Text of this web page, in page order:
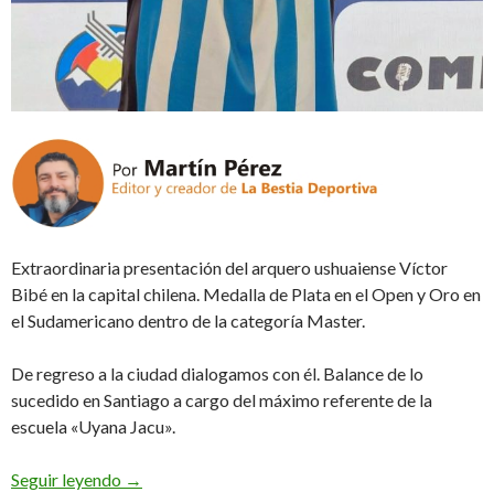
Extraordinaria presentación del arquero ushuaiense Víctor
Bibé en la capital chilena. Medalla de Plata en el Open y Oro en
el Sudamericano dentro de la categoría Master.
De regreso a la ciudad dialogamos con él. Balance de lo
sucedido en Santiago a cargo del máximo referente de la
escuela «Uyana Jacu».
Seguir leyendo Campeón Sudamericano (Audio)
→